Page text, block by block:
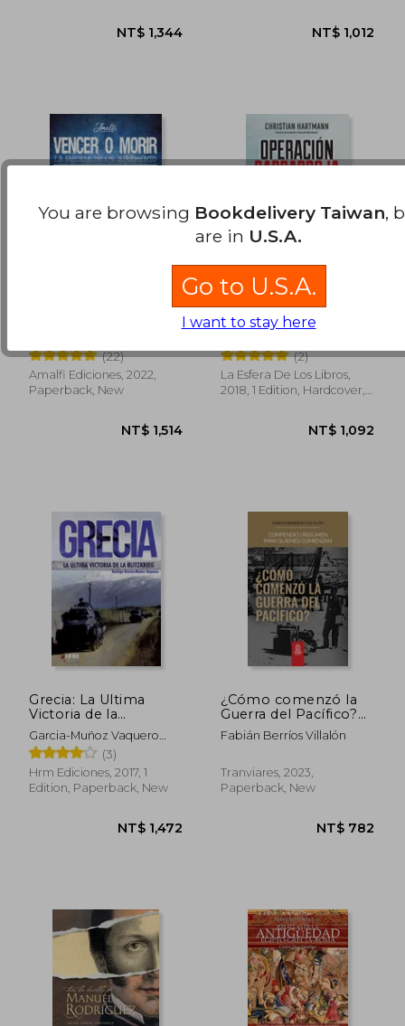
NT$ 1,344 NT$
Tortello, Enrique Alvayay,
Karel Blaha Y Jorge
Gutiérrez
(22)
Amalfi Ediciones, 2022,
Paperback, New
Barbarroja: La Guerra
Alemana en el Este.
(2)
La Esfera De Los Libros,
2018, 1 Edition, Hardcover,
Grecia: La Ultima
Victoria de la
Bltizkrieg (in Spanish)
Garcia-Muñoz Vaquero
Rodrigo
(3)
Hrm Ediciones, 2017, 1
Edition, Paperback, New
¿Cómo comenzó la
Guerra del Pacífico?
(in Spanish)
Fabián Berríos Villalón
Tranviares, 2023,
Paperback, New
You are browsing Bookdelivery Taiwan,
are in U.S.A.
Go to U.S.A.
I want to stay here